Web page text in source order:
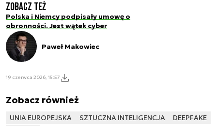
Zobacz też
Polska i Niemcy podpisały umowę o
obronności. Jest wątek cyber
Paweł Makowiec
19 czerwca 2026, 15:57
Zobacz również
UNIA EUROPEJSKA SZTUCZNA INTELIGENCJA
DEEPFAKE